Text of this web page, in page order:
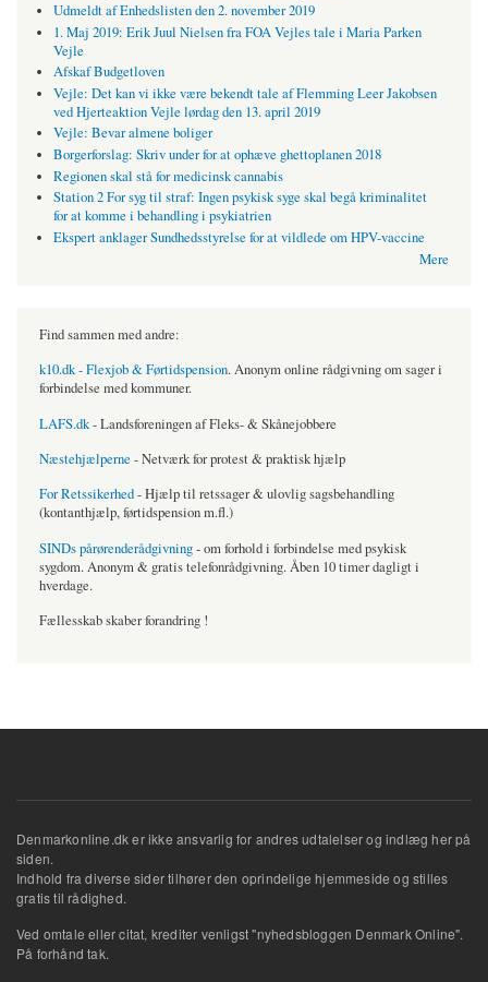
Udmeldt af Enhedslisten den 2. november 2019
1. Maj 2019: Erik Juul Nielsen fra FOA Vejles tale i Maria Parken
Vejle
Afskaf Budgetloven
Vejle: Det kan vi ikke være bekendt tale af Flemming Leer Jakobsen
ved Hjerteaktion Vejle lørdag den 13. april 2019
Vejle: Bevar almene boliger
Borgerforslag: Skriv under for at ophæve ghettoplanen 2018
Regionen skal stå for medicinsk cannabis
Station 2 For syg til straf: Ingen psykisk syge skal begå kriminalitet
for at komme i behandling i psykiatrien
Ekspert anklager Sundhedsstyrelse for at vildlede om HPV-vaccine
Mere
Find sammen med andre:
k10.dk - Flexjob & Førtidspension. Anonym online rådgivning om sager i
forbindelse med kommuner.
LAFS.dk- Landsforeningen af Fleks- & Skånejobbere
Næstehjælperne - Netværk for protest & praktisk hjælp
For Retssikerhed- Hjælp til retssager & ulovlig sagsbehandling
(kontanthjælp, førtidspension m.fl.)
SINDs pårørenderådgivning- om forhold i forbindelse med psykisk
sygdom. Anonym & gratis telefonrådgivning. Åben 10 timer dagligt i
hverdage.
Fællesskab skaber forandring !
Denmarkonline.dk er ikke ansvarlig for andres udtalelser og indlæg her på
siden.
Indhold fra diverse sider tilhører den oprindelige hjemmeside og stilles
gratis til rådighed.
Ved omtale eller citat, krediter venligst "nyhedsbloggen Denmark Online".
På forhånd tak.